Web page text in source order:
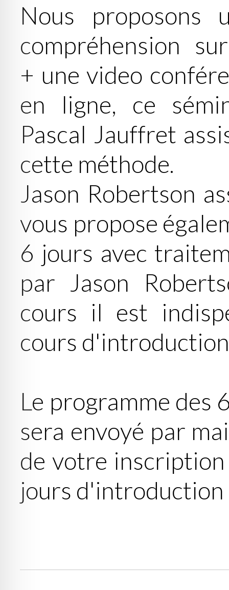
Nous proposons
compréhension
+ une video
en ligne, ce
Pascal Jauffret
cette méthode.
Jason Robertson
vous propose
6 jours avec
par Jason
cours il est
cours
Le programme des
sera envoyé par
de votre
jours d'introduction